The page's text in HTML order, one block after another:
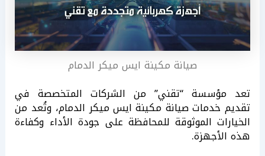
صيانة مكينة ايس ميكر الدمام
تعد مؤسسة “تقني” من الشركات المتخصصة في
تقديم خدمات صيانة مكينة ايس ميكر الدمام، وتُعد من
الخيارات الموثوقة للمحافظة على جودة الأداء وكفاءة
هذه الأجهزة.